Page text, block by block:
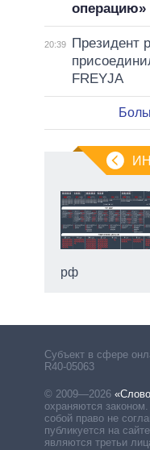
операцию»
20:39
Президент
FREYJA
рф
Субъект в сфере
R40-05063
© 2009—2026
охраняются
собой право не
публикуется на
являются третьи